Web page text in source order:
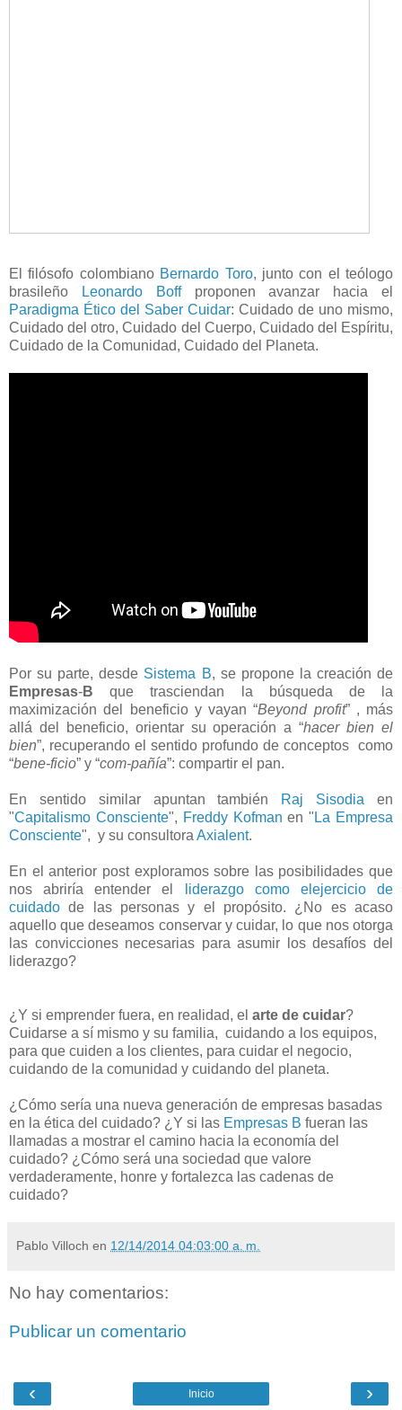
El filósofo colombiano Bernardo Toro, junto con el teólogo
brasileño
Leonardo Boffproponen avanzar hacia el
Paradigma Ético del Saber Cuidar: Cuidado de uno mismo,
Cuidado del otro, Cuidado del Cuerpo, Cuidado del Espíritu,
Cuidado de la Comunidad, Cuidado del Planeta.
Por su parte, desde Sistema B, se propone la creación de
Empresas-B que trasciendan la búsqueda de la
maximización del beneficio y vayan “Beyond profit” , más
allá del beneficio, orientar su operación a “hacer bien el
bien”, recuperando el sentido profundo de conceptos como
“bene-ficio” y “com-pañía”: compartir el pan.
En sentido similar apuntan también Raj Sisodia en
"Capitalismo Consciente", Freddy Kofman en " La Empresa
Consciente", y su consultora Axialent.
En el anterior post exploramos sobre las posibilidades que
nos abriría entender el
liderazgo como elejercicio de
cuidado de las personas y el propósito. ¿No es acaso
aquello que deseamos conservar y cuidar, lo que nos otorga
las convicciones necesarias para asumir los desafíos del
liderazgo?
¿Y si emprender fuera, en realidad, el arte de cuidar?
Cuidarse a sí mismo y su familia, cuidando a los equipos,
para que cuiden a los clientes, para cuidar el negocio,
cuidando de la comunidad y cuidando del planeta.
¿Cómo sería una nueva generación de empresas basadas
en la ética del cuidado? ¿Y si las Empresas B fueran las
llamadas a mostrar el camino hacia la economía del
cuidado? ¿Cómo será una sociedad que valore
verdaderamente, honre y fortalezca las cadenas de
cuidado?
Pablo Villoch en 12/14/2014 04:03:00 a. m.
No hay comentarios:
Publicar un comentario
‹ ›
Inicio